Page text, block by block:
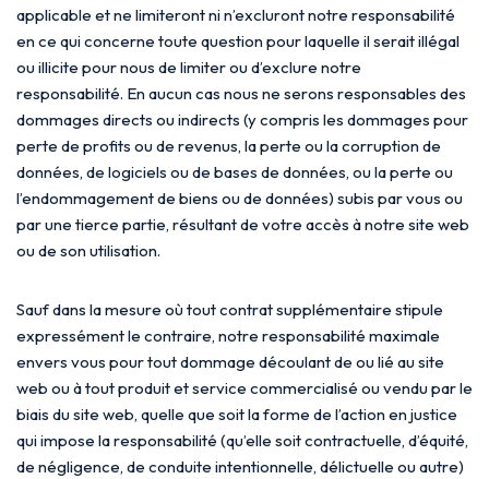
applicable et ne limiteront ni n’excluront notre responsabilité
en ce qui concerne toute question pour laquelle il serait illégal
ou illicite pour nous de limiter ou d’exclure notre
responsabilité. En aucun cas nous ne serons responsables des
dommages directs ou indirects (y compris les dommages pour
perte de profits ou de revenus, la perte ou la corruption de
données, de logiciels ou de bases de données, ou la perte ou
l’endommagement de biens ou de données) subis par vous ou
par une tierce partie, résultant de votre accès à notre site web
ou de son utilisation.
Sauf dans la mesure où tout contrat supplémentaire stipule
expressément le contraire, notre responsabilité maximale
envers vous pour tout dommage découlant de ou lié au site
web ou à tout produit et service commercialisé ou vendu par le
biais du site web, quelle que soit la forme de l’action en justice
qui impose la responsabilité (qu’elle soit contractuelle, d’équité,
de négligence, de conduite intentionnelle, délictuelle ou autre)